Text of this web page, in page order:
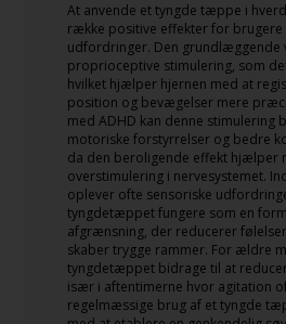
At anvende et tyngde tæppe i
række positive effekter for brugere
udfordringer. Den grundlæggende
proprioceptive stimulering, som
hvilket hjælper hjernen med at
position og bevægelser mere
med ADHD kan denne stimulering
motoriske forstyrrelser og bedre
da den beroligende effekt hjælper
overstimulering i nervesystemet.
oplever ofte sensoriske
tyngdetæppet fungere som en
afgrænsning, der reducerer
skaber trygge rammer. For ældre
tyngdetæppet bidrage til at
især i aftentimerne hvor agitation
regelmæssige brug af et tyngde